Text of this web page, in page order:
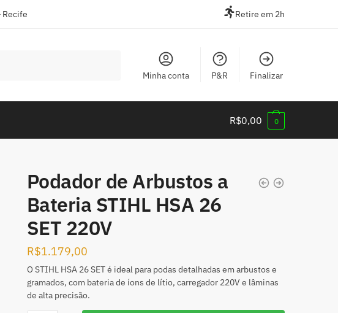
Recife Retire em 2h
Minha conta P&R Finalizar
R$0,00 0
Podador de Arbustos a
Bateria STIHL HSA 26
SET 220V
R$1.179,00
O STIHL HSA 26 SET é ideal para podas detalhadas em arbustos e
gramados, com bateria de íons de lítio, carregador 220V e lâminas
de alta precisão.